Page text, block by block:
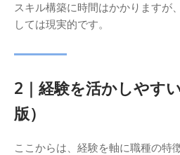
スキル構築に時間はかかりますが
しては現実的です。
2｜経験を活かしやす
版）
ここからは、経験を軸に職種の特